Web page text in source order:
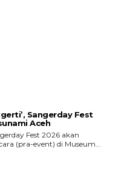
Sangerday Fest
Aceh
Fest 2026 akan
(pra-event) di Museum...